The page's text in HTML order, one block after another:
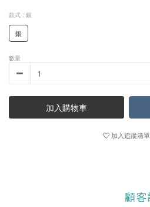
款式 : 銀
銀
數量
加入購物車
加入追蹤清單
顧客